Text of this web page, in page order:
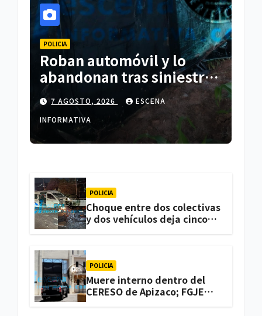
POLICIA
Roban automóvil y lo
abandonan tras siniestro
en Españita
7 AGOSTO, 2026
ESCENA
INFORMATIVA
POLICIA
Choque entre dos colectivas
y dos vehículos deja cinco
POLICIA
Muere interno dentro del
CERESO de Apizaco; FGJE